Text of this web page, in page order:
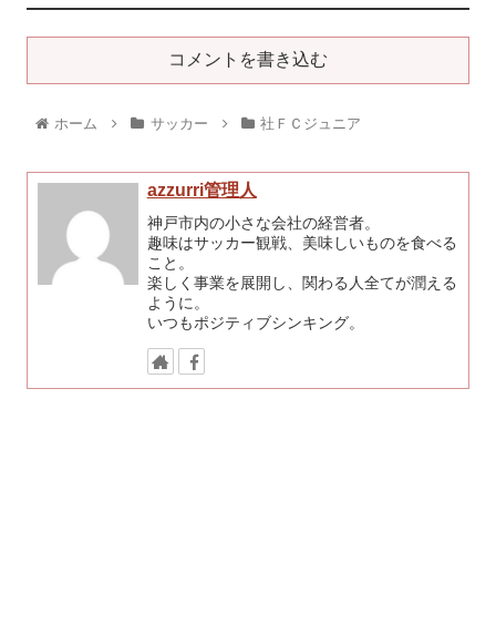
コメントを書き込む
ホーム サッカー 社ＦＣジュニア
azzurri管理人
神戸市内の小さな会社の経営者。
趣味はサッカー観戦、美味しいものを食べる
こと。
楽しく事業を展開し、関わる人全てが潤える
ように。
いつもポジティブシンキング。